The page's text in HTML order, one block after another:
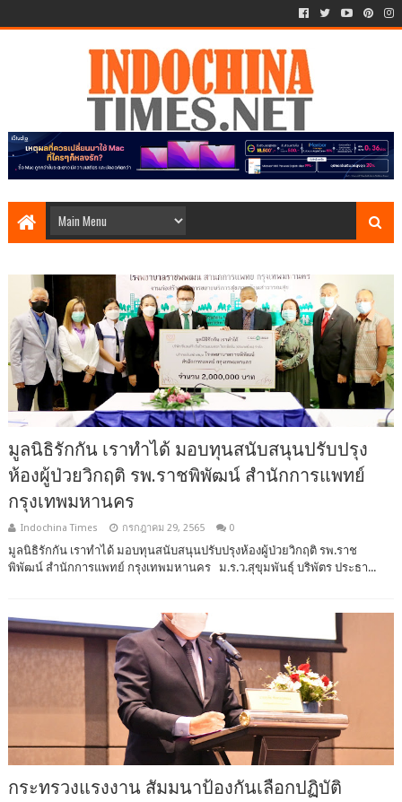
มูลนิธิรักกัน เราทำได้ มอบทุนสนับสนุนปรับปรุง
ห้องผู้ป่วยวิกฤติ รพ.ราชพิพัฒน์ สำนักการแพทย์
กรุงเทพมหานคร
Indochina Times กรกฎาคม 29, 2565 0
มูลนิธิรักกัน เราทำได้ มอบทุนสนับสนุนปรับปรุงห้องผู้ป่วยวิกฤติ รพ.ราช
พิพัฒน์ สำนักการแพทย์ กรุงเทพมหานคร ม.ร.ว.สุขุมพันธุ์ บริพัตร ประธา...
กระทรวงแรงงาน สัมมนาป้องกันเลือกปฏิบัติ